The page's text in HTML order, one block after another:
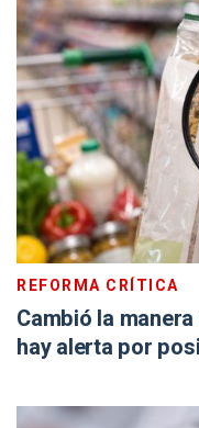
REFORMA CRÍTICA
Cambió la
hay alerta por